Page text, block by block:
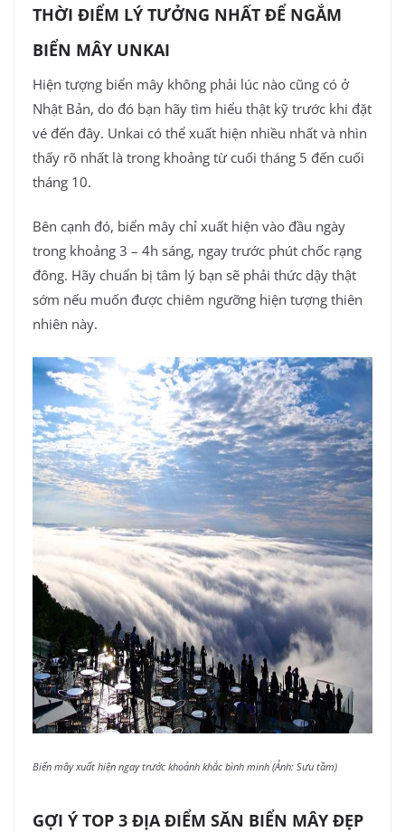
THỜI ĐIỂM LÝ TƯỞNG NHẤT ĐỂ NGẮM
BIỂN MÂY UNKAI
Hiện tượng biển mây không phải lúc nào cũng có ở
Nhật Bản, do đó bạn hãy tìm hiểu thật kỹ trước khi đặt
vé đến đây. Unkai có thể xuất hiện nhiều nhất và nhìn
thấy rõ nhất là trong khoảng từ cuối tháng 5 đến cuối
tháng 10.
Bên cạnh đó, biển mây chỉ xuất hiện vào đầu ngày
trong khoảng 3 – 4h sáng, ngay trước phút chốc rạng
đông. Hãy chuẩn bị tâm lý bạn sẽ phải thức dậy thật
sớm nếu muốn được chiêm ngưỡng hiện tượng thiên
nhiên này.
Biển mây xuất hiện ngay trước khoảnh khắc bình minh (Ảnh: Sưu tầm)
GỢI Ý TOP 3 ĐỊA ĐIỂM SĂN BIỂN MÂY ĐẸP